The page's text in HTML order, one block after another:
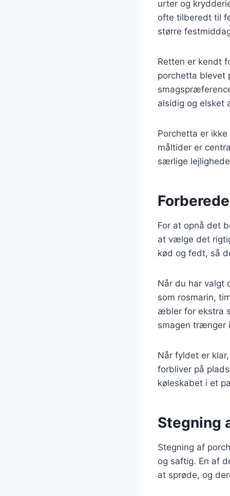
urter og
ofte tilberedt til
større
Retten er kendt
porchetta blevet
alsidig og elsket
Porchetta er
måltider er
særlige
For at opnå det
at vælge det
kød og fedt, så
Når du har valgt
som rosmarin,
æbler for ekstra
smagen trænger
Når fyldet er
forbliver på
køleskabet i et
Stegning
Stegning af
og saftig. En af
at sprøde, og